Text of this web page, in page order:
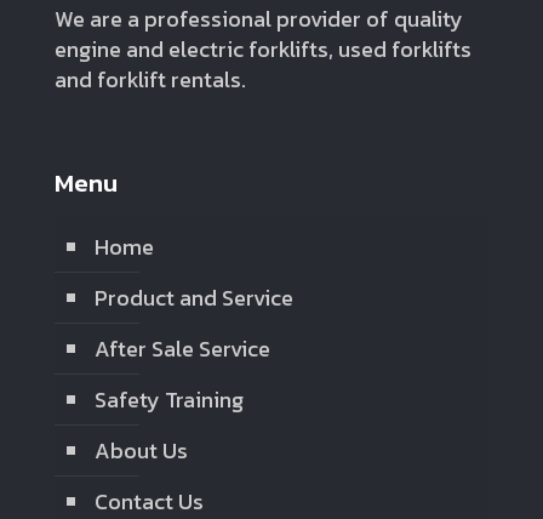
We are a professional provider of quality
engine and electric forklifts, used forklifts
and forklift rentals.
Menu
Home
Product and Service
After Sale Service
Safety Training
About Us
Contact Us